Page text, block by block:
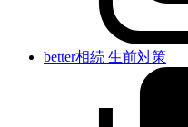
better相続 生前対策